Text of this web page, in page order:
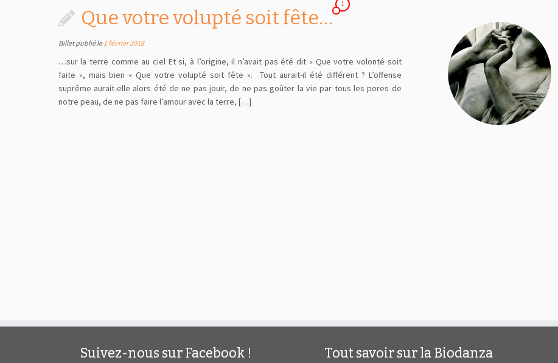
Que votre volupté soit fête…
1
Billet publié le1 février 2018
…sur la terre comme au ciel Et si, à l’origine, il n’avait pas été dit « Que votre volonté soit
faite », mais bien « Que votre volupté soit fête ». Tout aurait-il été différent ? L’offense
suprême aurait-elle alors été de ne pas jouir, de ne pas goûter la vie par tous les pores de
notre peau, de ne pas faire l’amour avec la terre, […]
Suivez-nous sur Facebook ! Tout savoir sur la Biodanza